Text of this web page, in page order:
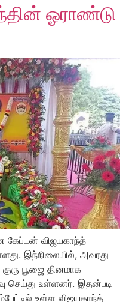
ஓராண்டு
கேப்டன் விஜயகாந்த்
இந்நிலையில், அவரது
பூஜை தினமாக
செய்து உள்ளனர். இதன்படி
உள்ள விஜயகாந்த்